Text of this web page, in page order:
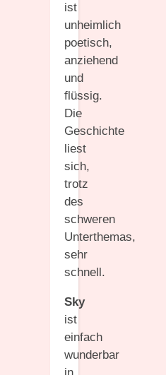
ist
unheimlich
poetisch,
anziehend
und
flüssig.
Die
Geschichte
liest
sich,
trotz
des
schweren
Unterthemas,
sehr
schnell.
Sky
ist
einfach
wunderbar